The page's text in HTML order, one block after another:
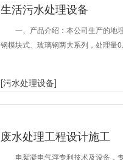
生活污水处理设备
一、产品介绍：本公司生产的地
钢模块式、玻璃钢两大系列，处理量
[污水处理设备]
废水处理工程设计施工
电絮凝电气浮专利技术及设备，